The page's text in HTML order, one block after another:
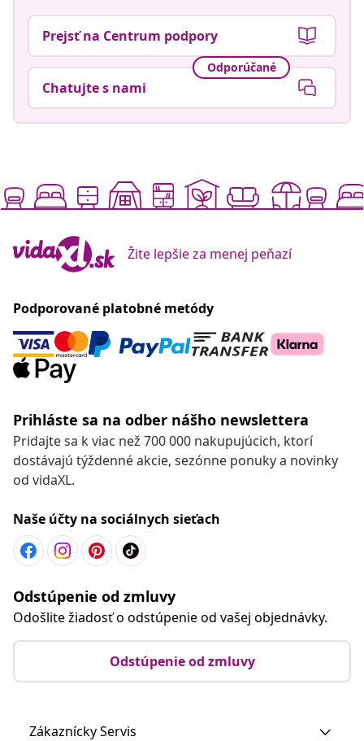
Prejsť na Centrum podpory
Odporúčané
Chatujte s nami
Žite lepšie za menej peňazí
Podporované platobné metódy
Prihláste sa na odber nášho newslettera
Pridajte sa k viac než 700 000 nakupujúcich, ktorí
dostávajú týždenné akcie, sezónne ponuky a novinky
od vidaXL.
Naše účty na sociálnych sieťach
Odstúpenie od zmluvy
Odošlite žiadosť o odstúpenie od vašej objednávky.
Odstúpenie od zmluvy
Zákaznícky Servis